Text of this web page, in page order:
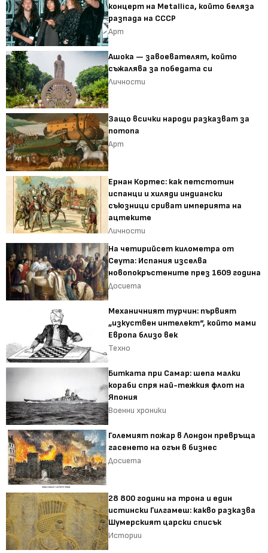
концерт на Metallica, който беляза
разпада на СССР
Арт
Ашока — завоевателят, който
съжалява за победата си
Личности
Защо всички народи разказват за
потопа
Арт
Ернан Кортес: как петстотин
испанци и хиляди индиански
съюзници сриват империята на
ацтеките
Личности
На четирийсет километра от
Сеута: Испания изселва
новопокръстените през 1609 година
Досиета
Механичният турчин: първият
„изкуствен интелект“, който мами
Европа близо век
Техно
Битката при Самар: шепа малки
кораби спря най-тежкия флот на
Япония
Военни хроники
Големият пожар в Лондон превръща
гасенето на огън в бизнес
Досиета
28 800 години на трона и един
истински Гилгамеш: какво разказва
Шумерският царски списък
Истории